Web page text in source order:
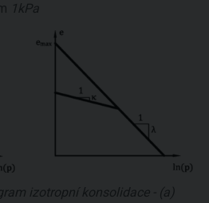
1kPa
izotropní konsolidace - (a)